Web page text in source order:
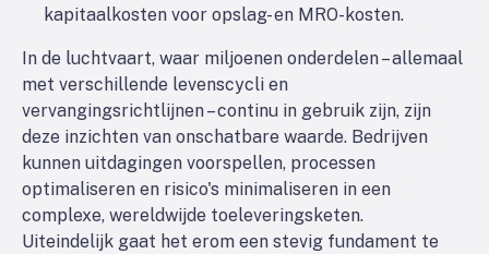
kapitaalkosten voor opslag- en MRO-kosten.
In de luchtvaart, waar miljoenen onderdelen – allemaal
met verschillende levenscycli en
vervangingsrichtlijnen – continu in gebruik zijn, zijn
deze inzichten van onschatbare waarde. Bedrijven
kunnen uitdagingen voorspellen, processen
optimaliseren en risico's minimaliseren in een
complexe, wereldwijde toeleveringsketen.
Uiteindelijk gaat het erom een stevig fundament te